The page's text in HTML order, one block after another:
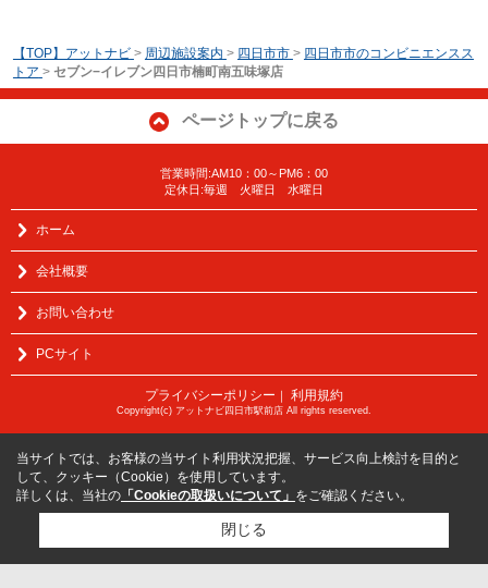
【TOP】アットナビ > 周辺施設案内 > 四日市市 > 四日市市のコンビニエンスス
トア > セブン−イレブン四日市楠町南五味塚店
ページトップに戻る
営業時間:AM10：00～PM6：00
定休日:毎週 火曜日 水曜日
ホーム
会社概要
お問い合わせ
PCサイト
プライバシーポリシー ｜ 利用規約
Copyright(c) アットナビ四日市駅前店 All rights reserved.
当サイトでは、お客様の当サイト利用状況把握、サービス向上検討を目的と
して、クッキー（Cookie）を使用しています。
詳しくは、当社の 「Cookieの取扱いについて」 をご確認ください。
閉じる